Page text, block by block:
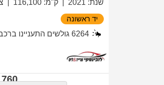
שנת:
2021 ק"מ:
116,100
יד ראשונה
6264 גולשים התעניינו